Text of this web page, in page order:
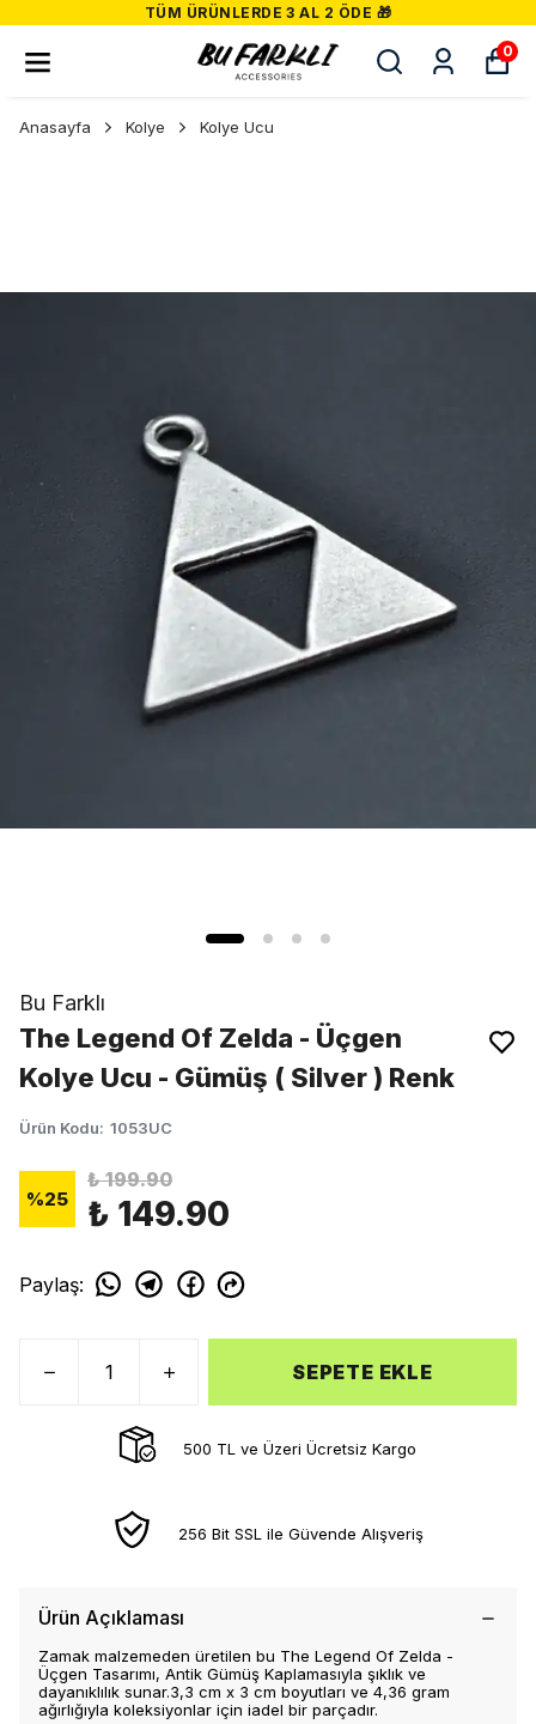
TÜM ÜRÜNLERDE 3 AL 2 ÖDE 🎁
0
Anasayfa Kolye Kolye Ucu
Bu Farklı
The Legend Of Zelda - Üçgen
Kolye Ucu - Gümüş ( Silver ) Renk
Ürün Kodu: 1053UC
%25
₺ 199.90
₺ 149.90
Paylaş:
SEPETE EKLE
500 TL ve Üzeri Ücretsiz Kargo
256 Bit SSL ile Güvende Alışveriş
Ürün Açıklaması
Zamak malzemeden üretilen bu The Legend Of Zelda -
Üçgen Tasarımı, Antik Gümüş Kaplamasıyla şıklık ve
dayanıklılık sunar.3,3 cm x 3 cm boyutları ve 4,36 gram
ağırlığıyla koleksiyonlar için iadel bir parçadır.